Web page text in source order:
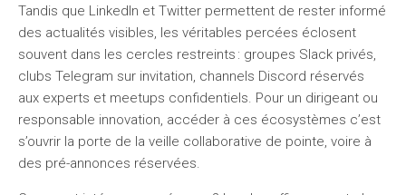
Tandis que LinkedIn et Twitter permettent de rester informé
des actualités visibles, les véritables percées éclosent
souvent dans les cercles restreints : groupes Slack privés,
clubs Telegram sur invitation, channels Discord réservés
aux experts et meetups confidentiels. Pour un dirigeant ou
responsable innovation, accéder à ces écosystèmes c’est
s’ouvrir la porte de la veille collaborative de pointe, voire à
des pré-annonces réservées.